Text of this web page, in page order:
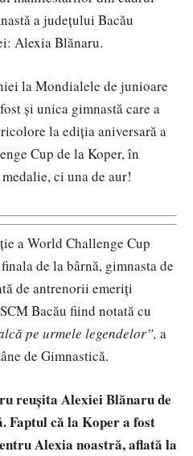
a județului Bacău
Alexia Blănaru.
la Mondialele de junioare
și unica gimnastă care a
la ediția aniversară a
Cup de la Koper, în
ci una de aur!
a World Challenge Cup
de la bârnă, gimnasta de
de antrenorii emeriți
Bacău fiind notată cu
pe urmele legendelor”, a
de Gimnastică.
reușita Alexiei Blănaru de
Faptul că la Koper a fost
Alexia noastră, aflată la